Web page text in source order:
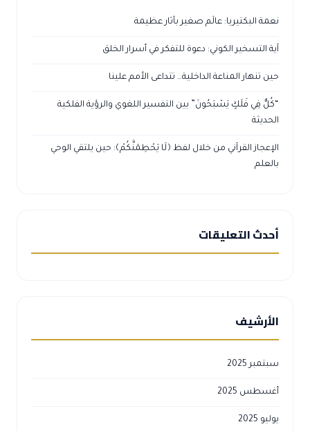
نعمة البكتيريا: عالَم صغير بآثار عظيمة
آية التسخير الكوني: دعوة للتفكر في أسرار الخلق
حين تنهار المناعة الداخلية… تتداعى الأمم علينا
“كُلٌّ فِي فَلَكٍ يَسْبَحُونَ” بين التفسير اللغوي والرؤية الفلكية
الحديثة
الإعجاز القرآني من خلال لفظ ﴿لَا يَحْطِمَنَّكُمْ﴾: حين يلتقي الوحي
بالعلم
أحدث التعليقات
الأرشيف
سبتمبر 2025
أغسطس 2025
يوليو 2025